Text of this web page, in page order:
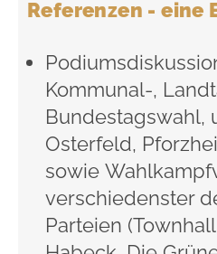
Referenzen - eine
Kommunal-,
Bundestagswahl,
Osterfeld,
sowie
verschiedenster
Parteien